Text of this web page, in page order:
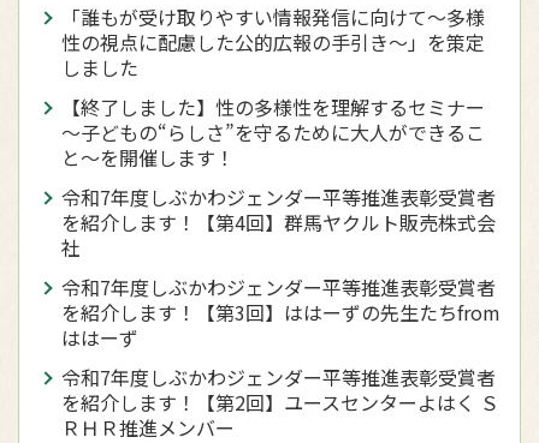
「誰もが受け取りやすい情報発信に向けて～多様
性の視点に配慮した公的広報の手引き～」を策定
しました
【終了しました】性の多様性を理解するセミナー
～子どもの“らしさ”を守るために大人ができるこ
と～を開催します！
令和7年度しぶかわジェンダー平等推進表彰受賞者
を紹介します！【第4回】群馬ヤクルト販売株式会
社
令和7年度しぶかわジェンダー平等推進表彰受賞者
を紹介します！【第3回】ははーずの先生たちfrom
ははーず
令和7年度しぶかわジェンダー平等推進表彰受賞者
を紹介します！【第2回】ユースセンターよはく Ｓ
ＲＨＲ推進メンバー